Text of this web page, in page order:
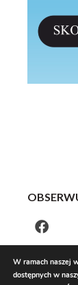
W ramach naszej
dostępnych w